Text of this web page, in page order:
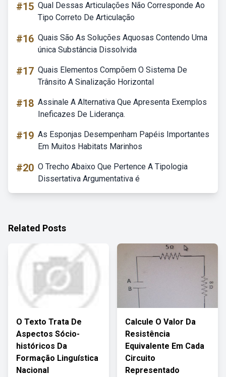
#15 Qual Dessas Articulações Não Corresponde Ao
Tipo Correto De Articulação
#16 Quais São As Soluções Aquosas Contendo Uma
única Substância Dissolvida
#17 Quais Elementos Compõem O Sistema De
Trânsito A Sinalização Horizontal
#18 Assinale A Alternativa Que Apresenta Exemplos
Ineficazes De Liderança.
#19 As Esponjas Desempenham Papéis Importantes
Em Muitos Habitats Marinhos
#20 O Trecho Abaixo Que Pertence A Tipologia
Dissertativa Argumentativa é
Related Posts
O Texto Trata De
Aspectos Sócio-
históricos Da
Formação Linguística
Nacional
Calcule O Valor Da
Resistência
Equivalente Em Cada
Circuito
Representado